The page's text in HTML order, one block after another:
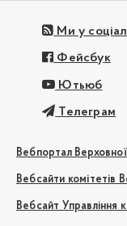
Ми у
Фейсбук
Ютьюб
Телеграм
Вебпортал
Вебсайти комітетів
Вебсайт Управління